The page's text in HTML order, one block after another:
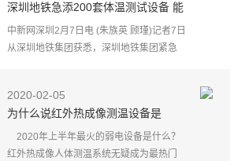
深圳地铁急添200套体温测试设备 能
追踪体温较高者
中新网深圳2月7日电 (朱族英 顾瑾)记者7日
从深圳地铁集团获悉，深圳地铁集团紧急
提高进站人员
2020-02-05
为什么说红外热成像测温设备是
2020年最火的弱电设备？
2020年上半年最火的弱电设备是什么？
红外热成像人体测温系统无疑成为最热门